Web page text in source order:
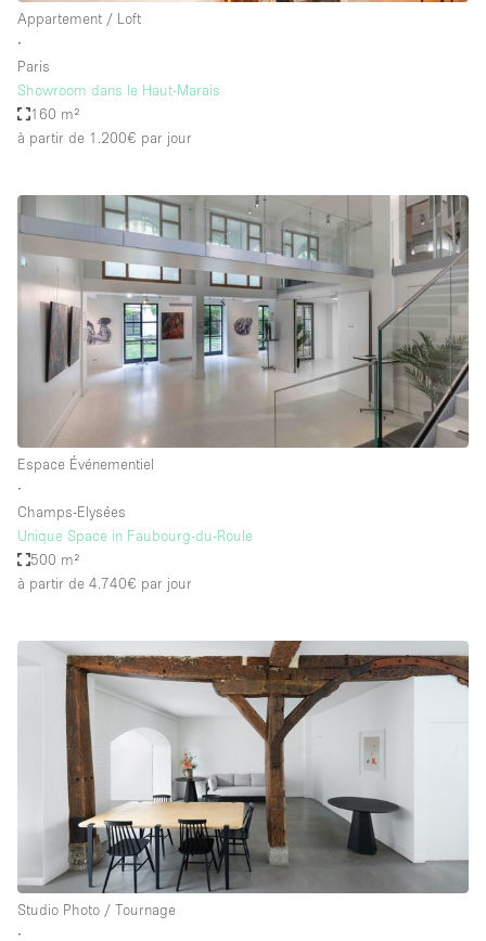
Appartement / Loft
∙
Paris
Showroom dans le Haut-Marais
160 m²
à partir de 1.200€ par jour
Espace Événementiel
∙
Champs-Elysées
Unique Space in Faubourg-du-Roule
500 m²
à partir de 4.740€ par jour
Studio Photo / Tournage
∙